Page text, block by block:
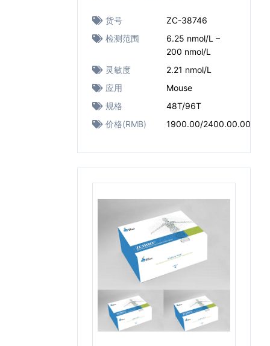
货号
ZC-38746
检测范围
6.25 nmol/L –
200 nmol/L
灵敏度
2.21 nmol/L
应用
Mouse
规格
48T/96T
价格(RMB)
1900.00/2400.00.00